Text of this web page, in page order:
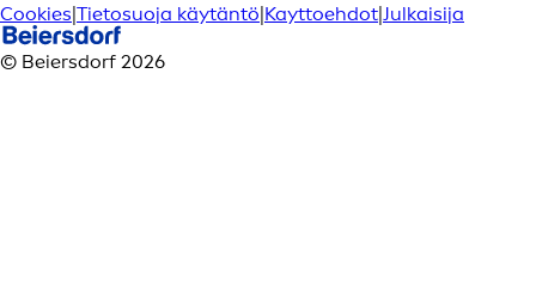
Cookies|Tietosuoja käytäntö|Kayttoehdot|Julkaisija
© Beiersdorf 2026